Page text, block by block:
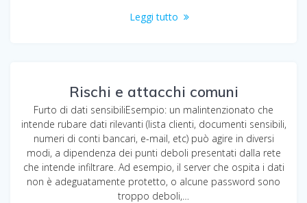
Leggi tutto
Rischi e attacchi comuni
Furto di dati sensibiliEsempio: un malintenzionato che
intende rubare dati rilevanti (lista clienti, documenti sensibili,
numeri di conti bancari, e-mail, etc) può agire in diversi
modi, a dipendenza dei punti deboli presentati dalla rete
che intende infiltrare. Ad esempio, il server che ospita i dati
non è adeguatamente protetto, o alcune password sono
troppo deboli,…